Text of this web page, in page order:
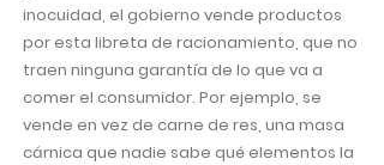
inocuidad, el gobierno vende productos
por esta libreta de racionamiento, que no
traen ninguna garantía de lo que va a
comer el consumidor. Por ejemplo, se
vende en vez de carne de res, una masa
cárnica que nadie sabe qué elementos la